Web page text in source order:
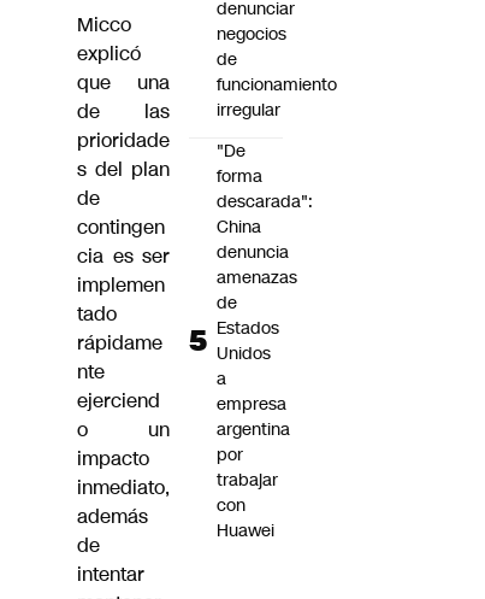
que una
de las
prioridade
s del plan
de
contingen
cia es ser
implemen
tado
rápidame
nte
ejerciend
o un
impacto
inmediato,
además
de
intentar
mantener
la
denunciar
negocios
de
funcionamiento
irregular
"De
forma
descarada":
China
denuncia
amenazas
de
Estados
Unidos
a
empresa
argentina
por
trabajar
con
Huawei